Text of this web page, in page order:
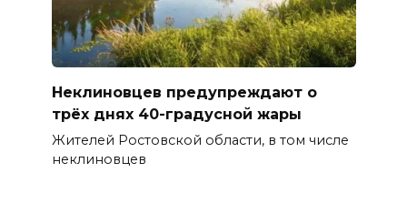
Неклиновцев предупреждают о
трёх днях 40-градусной жары
Жителей Ростовской области, в том числе
неклиновцев